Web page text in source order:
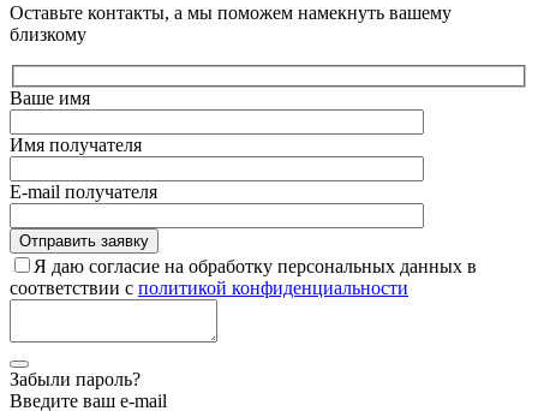
Оставьте контакты, а мы поможем намекнуть вашему
близкому
Ваше имя
Имя получателя
E-mail получателя
Я даю согласие на обработку персональных данных в
соответствии с политикой конфиденциальности
Забыли пароль?
Введите ваш e-mail